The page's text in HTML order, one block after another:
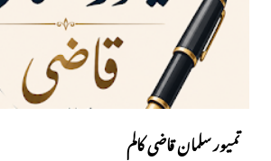
تمیور سلمان قاضی کالم